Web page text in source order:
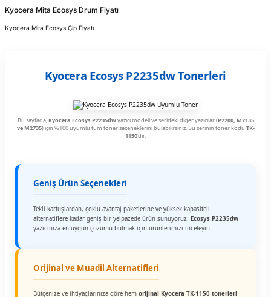
Kyocera Mita Ecosys Drum Fiyatı
Kyocera Mita Ecosys Çip Fiyatı
Kyocera Ecosys P2235dw Tonerleri
Bu sayfada,Kyocera Ecosys P2235dwyazıcı modeli ve serideki diğer yazıcılar (P2200, M2135
ve M2735) için %100 uyumlu tüm toner seçeneklerini bulabilirsiniz. Bu serinin toner kodu TK-
1150'dir.
Geniş Ürün Seçenekleri
Tekli kartuşlardan, çoklu avantaj paketlerine ve yüksek kapasiteli
alternatiflere kadar geniş bir yelpazede ürün sunuyoruz. Ecosys P2235dw
yazıcınıza en uygun çözümü bulmak için ürünlerimizi inceleyin.
Orijinal ve Muadil Alternatifleri
Bütçenize ve ihtiyaçlarınıza göre hem orijinal Kyocera TK-1150 tonerleri